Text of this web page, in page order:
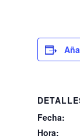
Fecha:
Hora: